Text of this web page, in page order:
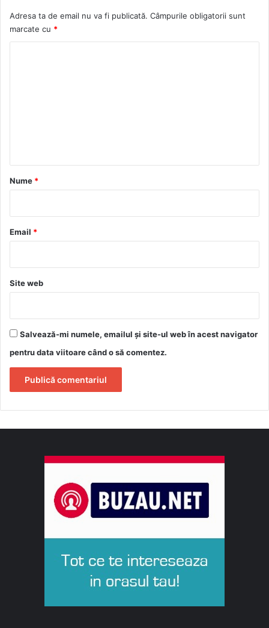
Adresa ta de email nu va fi publicată. Câmpurile obligatorii sunt
marcate cu *
r
*
Nume *
Email *
Site web
Salvează-mi numele, emailul și site-ul web în acest navigator
pentru data viitoare când o să comentez.